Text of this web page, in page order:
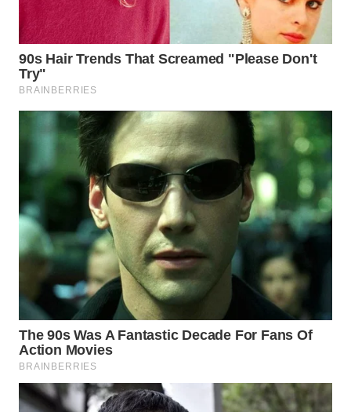
BOROBUDUR
MADURA
WN
SURABAYA
WN
NATUNA
WN
BINTAN
WN
MANDALIKA
WN
LIKUPANG
WN